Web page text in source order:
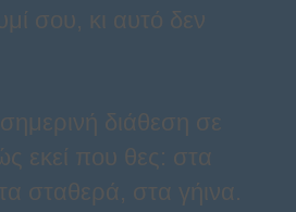
σου, κι αυτό δεν
διάθεση σε
εκεί που θες: στα
σταθερά, στα γήινα.